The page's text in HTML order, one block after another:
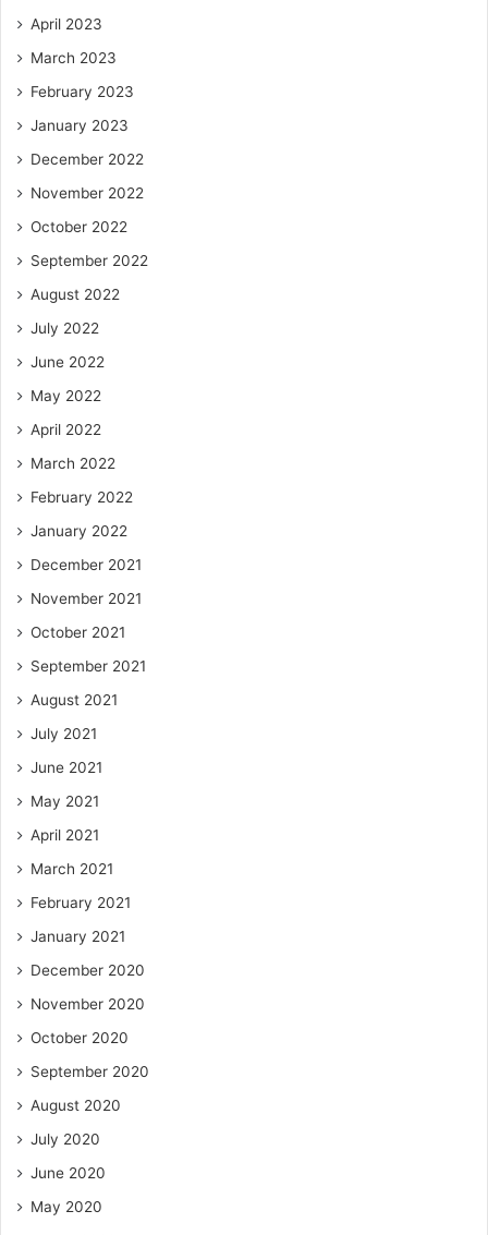
April 2023
March 2023
February 2023
January 2023
December 2022
November 2022
October 2022
September 2022
August 2022
July 2022
June 2022
May 2022
April 2022
March 2022
February 2022
January 2022
December 2021
November 2021
October 2021
September 2021
August 2021
July 2021
June 2021
May 2021
April 2021
March 2021
February 2021
January 2021
December 2020
November 2020
October 2020
September 2020
August 2020
July 2020
June 2020
May 2020